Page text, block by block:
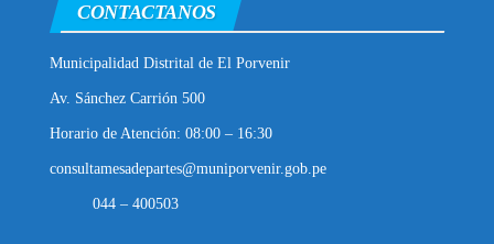
CONTACTANOS
Municipalidad Distrital de El Porvenir
Av. Sánchez Carrión 500
Horario de Atención: 08:00 – 16:30
consultamesadepartes@muniporvenir.gob.pe
044 – 400503